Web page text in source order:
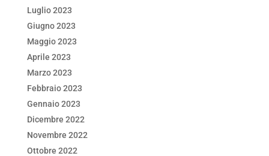
Luglio 2023
Giugno 2023
Maggio 2023
Aprile 2023
Marzo 2023
Febbraio 2023
Gennaio 2023
Dicembre 2022
Novembre 2022
Ottobre 2022